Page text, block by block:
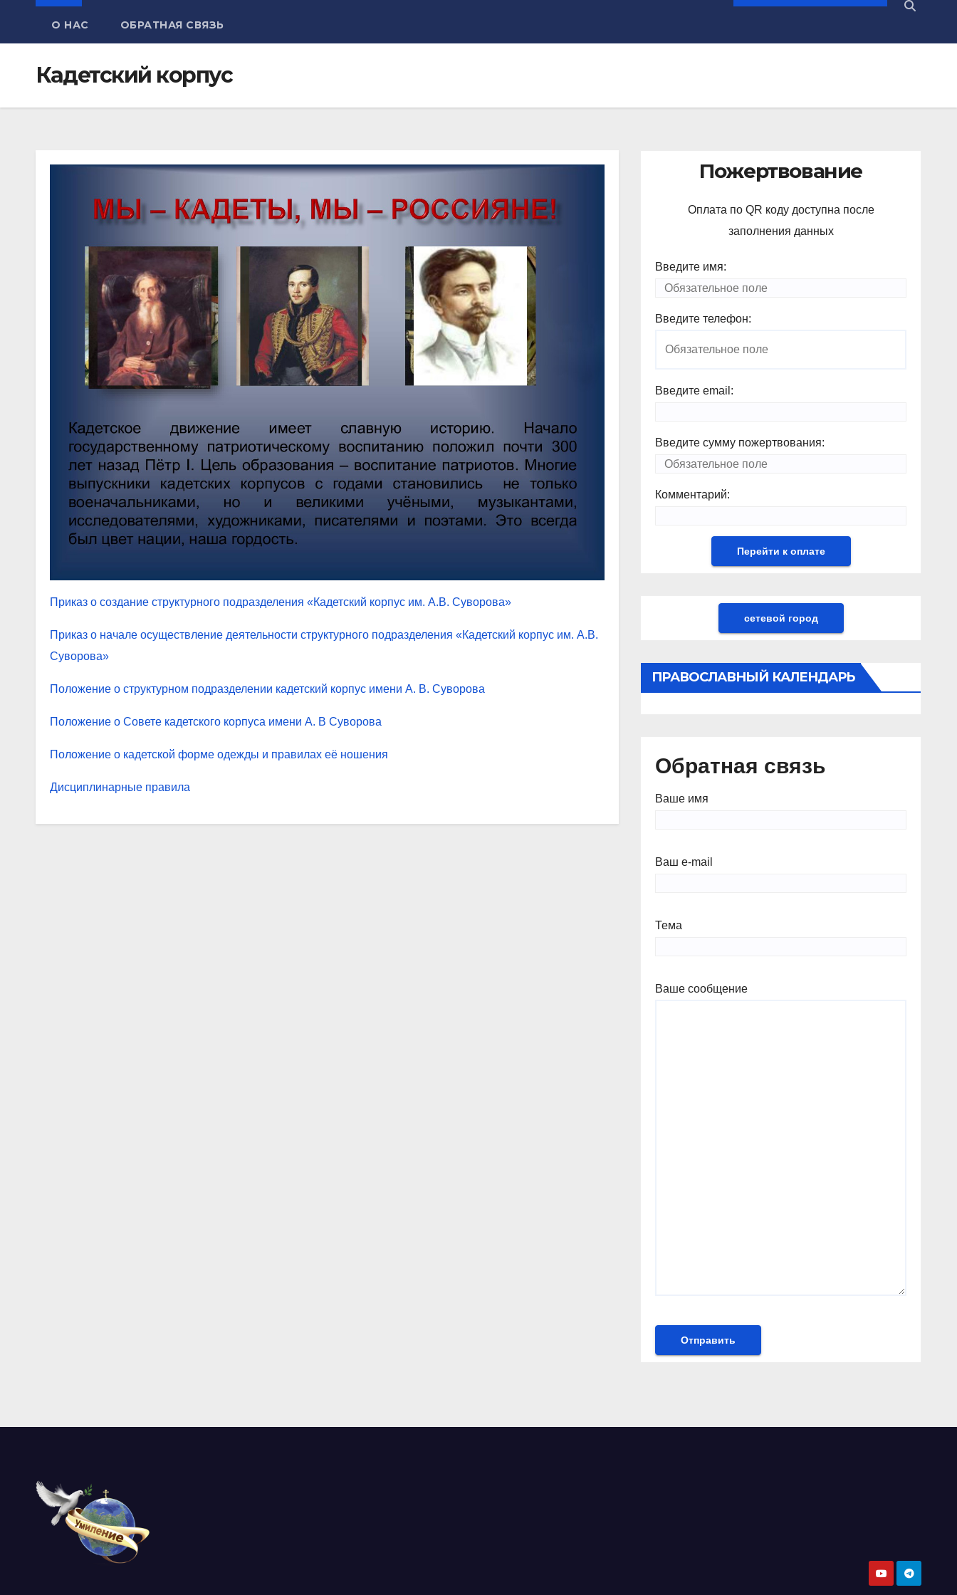
О НАС ОБРАТНАЯ СВЯЗЬ
Кадетский корпус
Приказ о создание структурного подразделения «Кадетский корпус им. А.В. Суворова»
Приказ о начале осуществление деятельности структурного подразделения «Кадетский корпус им. А.В.
Суворова»
Положение о структурном подразделении кадетский корпус имени А. В. Суворова
Положение о Совете кадетского корпуса имени А. В Суворова
Положение о кадетской форме одежды и правилах её ношения
Дисциплинарные правила
Пожертвование
Оплата по QR коду доступна после
заполнения данных
Введите имя:
Введите телефон:
Введите email:
Введите сумму пожертвования:
Комментарий:
сетевой город
ПРАВОСЛАВНЫЙ КАЛЕНДАРЬ
Обратная связь
Ваше имя
Ваш e-mail
Тема
Ваше сообщение